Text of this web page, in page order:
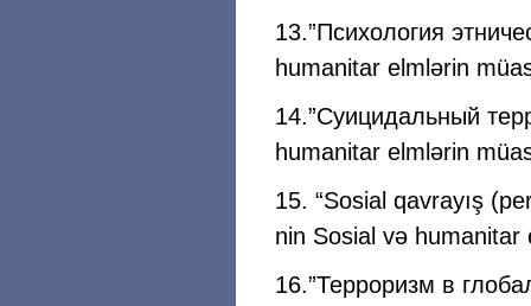
13.”Психология
humanitar elmlərin
14.”Суицидальный
humanitar elmlərin
15. “Sosial qavrayış
nin Sosial və humanitar
16.”Терроризм в